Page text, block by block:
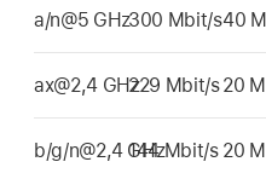
a/n@5 GHz300 Mbit/s40
ax@2,4 GHz229 Mbit/s20
b/g/n@2,4 GHz144 Mbit/s 20